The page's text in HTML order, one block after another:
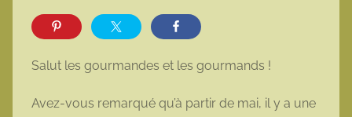
a
Salut les gourmandes et les gourmands !
Avez-vous remarqué qu’à partir de mai, il y a une